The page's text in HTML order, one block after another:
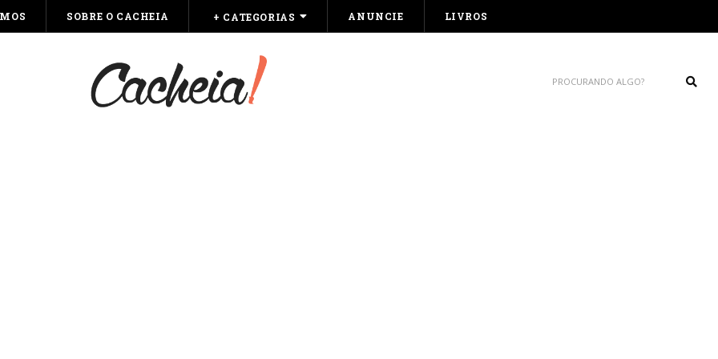
SOBRE O CACHEIA + CATEGORIAS ANUNCIE LIVROS